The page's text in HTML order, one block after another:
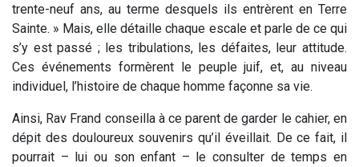
trente-neuf ans, au terme desquels ils entrèrent en Terre
Sainte. » Mais, elle détaille chaque escale et parle de ce qui
s’y est passé ; les tribulations, les défaites, leur attitude.
Ces événements formèrent le peuple juif, et, au niveau
individuel, l’histoire de chaque homme façonne sa vie.
Ainsi, Rav Frand conseilla à ce parent de garder le cahier, en
dépit des douloureux souvenirs qu’il éveillait. De ce fait, il
pourrait – lui ou son enfant – le consulter de temps en